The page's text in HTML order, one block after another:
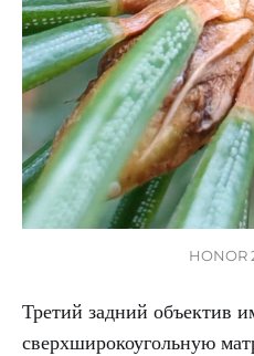
HONOR
Третий задний объектив
сверхширокоугольную